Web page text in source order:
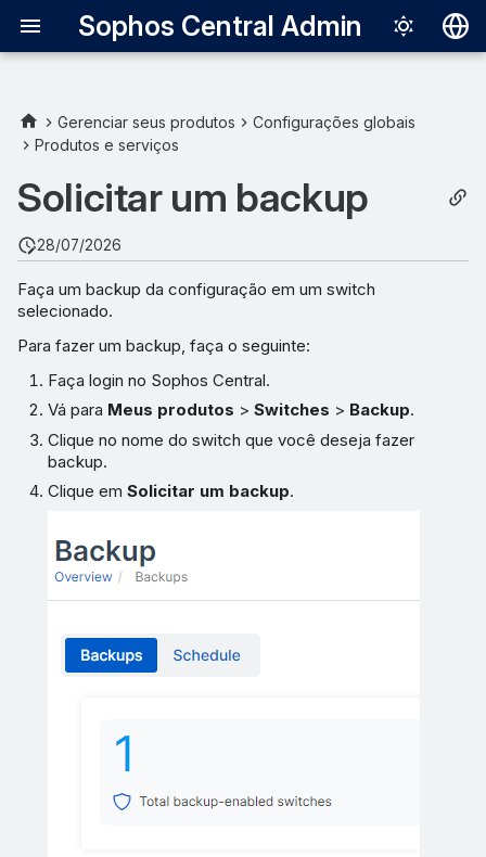
Sophos Central Admin
English
Gerenciar seus produtos
Configurações globais
Produtos e serviços
Solicitar um backup
28/07/2026
Faça um backup da configuração em um switch
selecionado.
Para fazer um backup, faça o seguinte:
Faça login no Sophos Central.
Vá para Meus produtos >Switches > Backup.
Clique no nome do switch que você deseja fazer
backup.
Clique emSolicitar um backup.